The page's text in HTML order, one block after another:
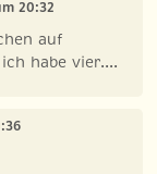
20:32
auf
habe vier....